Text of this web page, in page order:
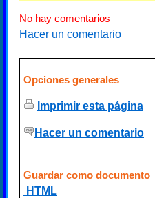
No hay comentarios
Hacer un comentario
Opciones generales
Imprimir esta página
Hacer un comentario
Guardar como documento
HTML